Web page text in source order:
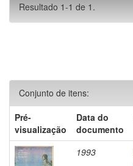
Resultado 1-1 de 1.
Conjunto de itens:
Pré-
visualização
Data do
documento
1993